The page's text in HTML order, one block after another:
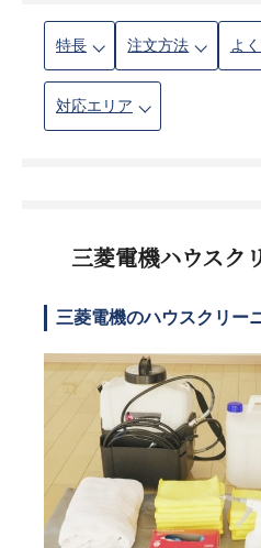
特長 注文方法 よ
対応エリア
三菱電機ハウスク
三菱電機のハウスクリー